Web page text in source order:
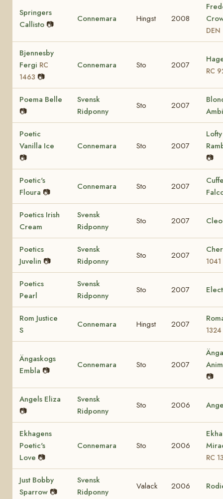
Springers
Callisto 📷
Connemara Hingst 2008
Bjennesby
Fergi RC
1463 📷
Connemara Sto 2007
RC
Poema Belle
📷
Svensk
Ridponny
Sto 2007
Poetic
Vanilla Ice
📷
Connemara Sto 2007
📷
Poetic's
Floura 📷
Connemara Sto 2007
Poetics Irish
Cream
Svensk
Ridponny
Sto 2007
Poetics
Juvelin 📷
Svensk
Ridponny
Sto 2007
1041
Poetics
Pearl
Svensk
Ridponny
Sto 2007
Rom Justice
S
Connemara Hingst 2007
1324
Ängaskogs
Embla 📷
Connemara Sto 2007
📷
Angels Eliza
📷
Svensk
Ridponny
Sto 2006
Ekhagens
Poetic's
Love 📷
Connemara Sto 2006
RC
Just Bobby
Sparrow 📷
Svensk
Ridponny
Valack 2006